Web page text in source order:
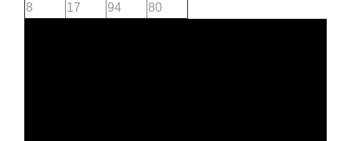
8
17 94 80